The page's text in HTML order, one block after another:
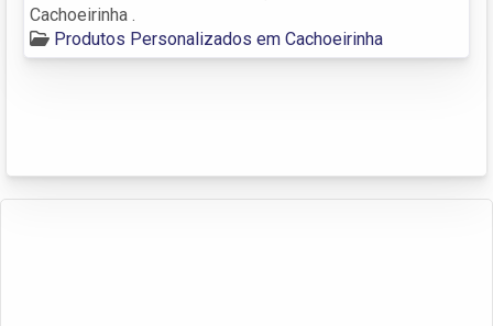
Cachoeirinha .
Produtos Personalizados em Cachoeirinha